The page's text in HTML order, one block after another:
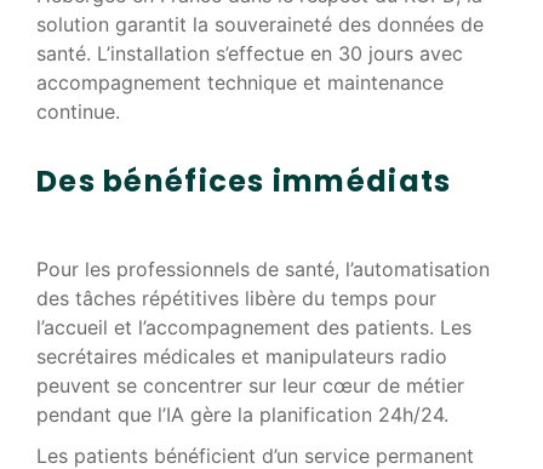
solution garantit la souveraineté des données de
santé. L’installation s’effectue en 30 jours avec
accompagnement technique et maintenance
continue.
Des bénéfices immédiats
Pour les professionnels de santé, l’automatisation
des tâches répétitives libère du temps pour
l’accueil et l’accompagnement des patients. Les
secrétaires médicales et manipulateurs radio
peuvent se concentrer sur leur cœur de métier
pendant que l’IA gère la planification 24h/24.
Les patients bénéficient d’un service permanent